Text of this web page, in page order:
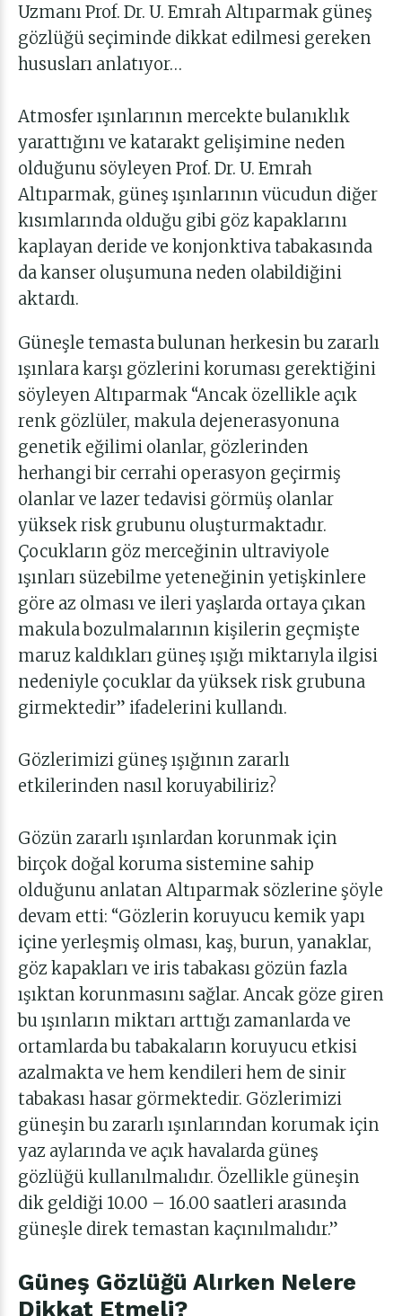
Uzmanı Prof. Dr. U. Emrah Altıparmak güneş
gözlüğü seçiminde dikkat edilmesi gereken
hususları anlatıyor…
Atmosfer ışınlarının mercekte bulanıklık
yarattığını ve katarakt gelişimine neden
olduğunu söyleyen Prof. Dr. U. Emrah
Altıparmak, güneş ışınlarının vücudun diğer
kısımlarında olduğu gibi göz kapaklarını
kaplayan deride ve konjonktiva tabakasında
da kanser oluşumuna neden olabildiğini
aktardı.
Güneşle temasta bulunan herkesin bu zararlı
ışınlara karşı gözlerini koruması gerektiğini
söyleyen Altıparmak “Ancak özellikle açık
renk gözlüler, makula dejenerasyonuna
genetik eğilimi olanlar, gözlerinden
herhangi bir cerrahi operasyon geçirmiş
olanlar ve lazer tedavisi görmüş olanlar
yüksek risk grubunu oluşturmaktadır.
Çocukların göz merceğinin ultraviyole
ışınları süzebilme yeteneğinin yetişkinlere
göre az olması ve ileri yaşlarda ortaya çıkan
makula bozulmalarının kişilerin geçmişte
maruz kaldıkları güneş ışığı miktarıyla ilgisi
nedeniyle çocuklar da yüksek risk grubuna
girmektedir” ifadelerini kullandı.
Gözlerimizi güneş ışığının zararlı
etkilerinden nasıl koruyabiliriz?
Gözün zararlı ışınlardan korunmak için
birçok doğal koruma sistemine sahip
olduğunu anlatan Altıparmak sözlerine şöyle
devam etti: “Gözlerin koruyucu kemik yapı
içine yerleşmiş olması, kaş, burun, yanaklar,
göz kapakları ve iris tabakası gözün fazla
ışıktan korunmasını sağlar. Ancak göze giren
bu ışınların miktarı arttığı zamanlarda ve
ortamlarda bu tabakaların koruyucu etkisi
azalmakta ve hem kendileri hem de sinir
tabakası hasar görmektedir. Gözlerimizi
güneşin bu zararlı ışınlarından korumak için
yaz aylarında ve açık havalarda güneş
gözlüğü kullanılmalıdır. Özellikle güneşin
dik geldiği 10.00 – 16.00 saatleri arasında
güneşle direk temastan kaçınılmalıdır.”
Güneş Gözlüğü Alırken Nelere
Dikkat Etmeli?